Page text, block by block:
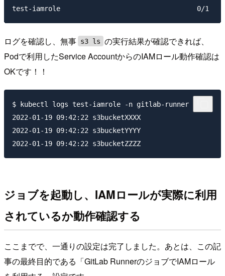
ログを確認し、無事 s3 ls の実行結果が確認できれば、
Podで利用したService AccountからのIAMロール動作確認は
OKです！！
$ kubectl logs test-iamrole -n gitlab-runner
2022-01-19 09:42:22 s3bucketXXXX
2022-01-19 09:42:22 s3bucketYYYY
ジョブを起動し、IAMロールが実際に利用
されているか動作確認する
ここまでで、一通りの設定は完了しました。あとは、この記
事の最終目的である「GitLab RunnerのジョブでIAMロール